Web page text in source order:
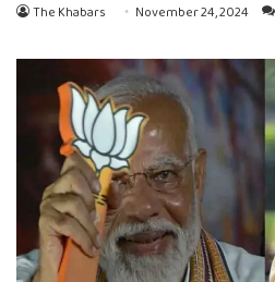
The Khabars November 24, 2024